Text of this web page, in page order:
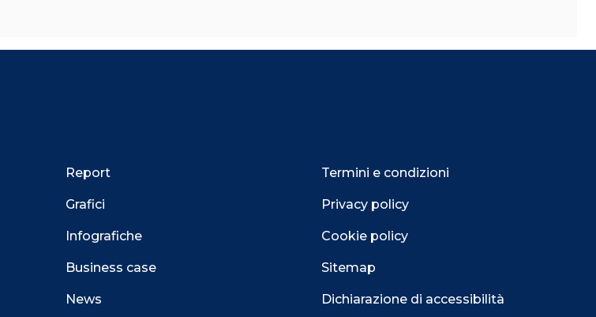
Report
Grafici
Infografiche
Business case
News
Termini e condizioni
Privacy policy
Cookie policy
Sitemap
Dichiarazione di accessibilità